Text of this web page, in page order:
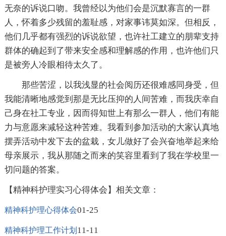
无奈的诉说口吻。我曾经以为他们会是沉默寡言的一群
人，怀着多少残留的羞耻感，对家事讳莫如深。但相反，
他们几乎都有强烈的诉说欲望，也许社工建立的朋辈支持
群体的确起到了带来安全感和理解感的作用，也许他们只
是被旁人冷眼相待太久了。
那些苦涩，以我浅显的社会阅历还很难感同身受，但
我能清晰地感觉到那是无比压抑的人间苦难，而我庆幸自
己身在社工专业，因而得知世上有那么一群人，他们有能
力与意愿来减轻这种苦难。我看到参加活动的大家认真地
摆弄活动中发下去的盆栽，女儿做好了会兴奋地举起来给
母亲展示，我从那随之而来的笑容里看到了我在学校里一
切问题的答案。
【精神科护理实习心得体会】相关文章：
精神科护理心得体会01-25
精神科护理工作计划 11-11